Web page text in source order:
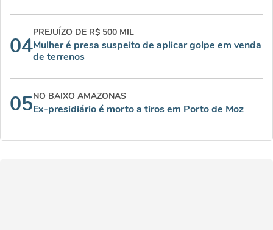
04
PREJUÍZO DE R$ 500 MIL
Mulher é presa suspeito de aplicar golpe em venda
de terrenos
05NO BAIXO AMAZONAS
Ex-presidiário é morto a tiros em Porto de Moz